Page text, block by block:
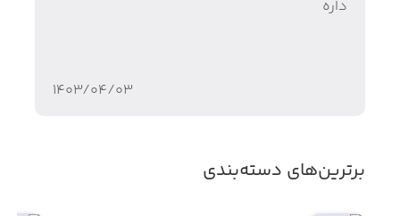
داره
۱۴۰۳/۰۴/۰۳
برترین‌های دسته‌بندی